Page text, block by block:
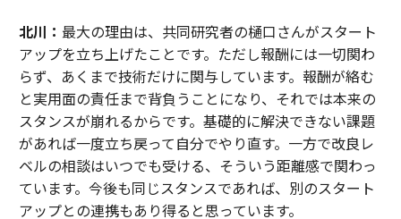
北川： 最大の理由は、共同研究者の樋口さんがスタート
アップを立ち上げたことです。ただし報酬には一切関わ
らず、あくまで技術だけに関与しています。報酬が絡む
と実用面の責任まで背負うことになり、それでは本来の
スタンスが崩れるからです。基礎的に解決できない課題
があれば一度立ち戻って自分でやり直す。一方で改良レ
ベルの相談はいつでも受ける、そういう距離感で関わっ
ています。今後も同じスタンスであれば、別のスタート
アップとの連携もあり得ると思っています。